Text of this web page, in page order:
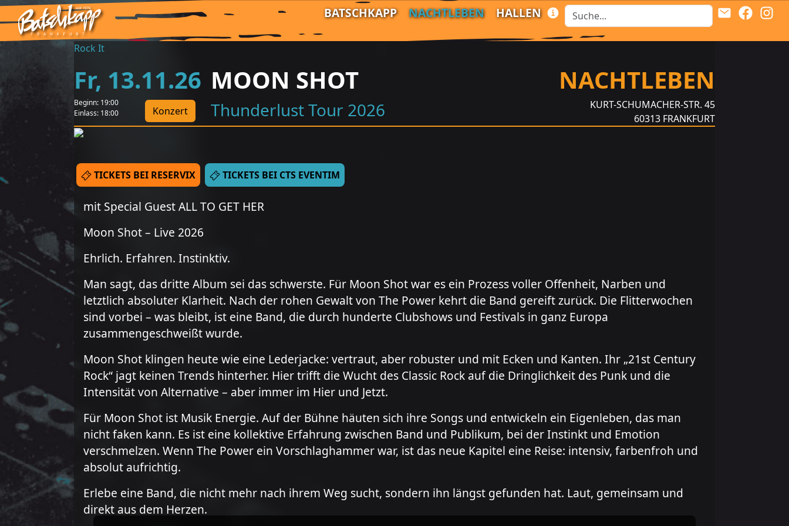
BATSCHKAPP NACHTLEBEN HALLEN
Rock It
Fr, 13.11.26
Beginn: 19:00
Einlass: 18:00 Konzert
MOON SHOT
Thunderlust Tour 2026
NACHTLEBEN
KURT-SCHUMACHER-STR. 45
60313 FRANKFURT
TICKETS BEI RESERVIX TICKETS BEI CTS EVENTIM
mit Special Guest ALL TO GET HER
Moon Shot – Live 2026
Ehrlich. Erfahren. Instinktiv.
Man sagt, das dritte Album sei das schwerste. Für Moon Shot war es ein Prozess voller Offenheit, Narben und
letztlich absoluter Klarheit. Nach der rohen Gewalt von The Power kehrt die Band gereift zurück. Die Flitterwochen
sind vorbei – was bleibt, ist eine Band, die durch hunderte Clubshows und Festivals in ganz Europa
zusammengeschweißt wurde.
Moon Shot klingen heute wie eine Lederjacke: vertraut, aber robuster und mit Ecken und Kanten. Ihr „21st Century
Rock“ jagt keinen Trends hinterher. Hier trifft die Wucht des Classic Rock auf die Dringlichkeit des Punk und die
Intensität von Alternative – aber immer im Hier und Jetzt.
Für Moon Shot ist Musik Energie. Auf der Bühne häuten sich ihre Songs und entwickeln ein Eigenleben, das man
nicht faken kann. Es ist eine kollektive Erfahrung zwischen Band und Publikum, bei der Instinkt und Emotion
verschmelzen. Wenn The Power ein Vorschlaghammer war, ist das neue Kapitel eine Reise: intensiv, farbenfroh und
absolut aufrichtig.
Erlebe eine Band, die nicht mehr nach ihrem Weg sucht, sondern ihn längst gefunden hat. Laut, gemeinsam und
direkt aus dem Herzen.